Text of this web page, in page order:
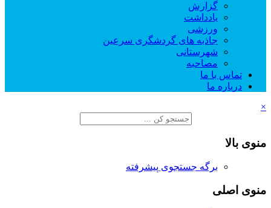
گزارش
یادداشت
ورزشی
جاذبه های گردشگری سرعین
شهرستانی
مصاحبه
تماس با ما
درباره ما
×
منوی بالا
برگه جستجوی پیشرفته
منوی اصلی